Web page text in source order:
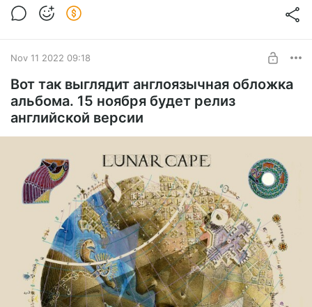
Доступна mp3 версия. Раньше официального релиза.
Нате просто так, пишите музыку чаще
Nov 11 2022 09:18
Вот так выглядит англоязычная обложка
альбома. 15 ноября будет релиз
английской версии